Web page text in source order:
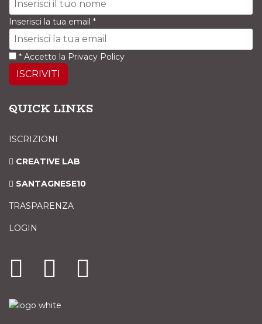
Inserisci la tua email *
* Accetto la Privacy Policy
ISCRIVITI
QUICK LINKS
ISCRIZIONI
CREATIVE LAB
SANTAGNESE10
TRASPARENZA
LOGIN